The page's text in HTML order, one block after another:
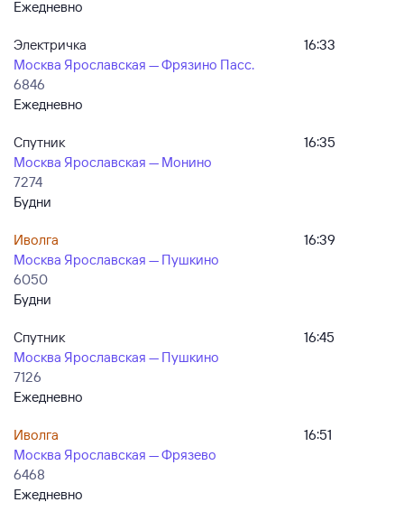
Ежедневно
Электричка
Москва Ярославская — Фрязино Пасс.
6846
Ежедневно
16:33
Спутник
Москва Ярославская — Монино
7274
Будни
16:35
Иволга
Москва Ярославская — Пушкино
6050
Будни
16:39
Спутник
Москва Ярославская — Пушкино
7126
Ежедневно
16:45
Иволга
Москва Ярославская — Фрязево
6468
Ежедневно
16:51